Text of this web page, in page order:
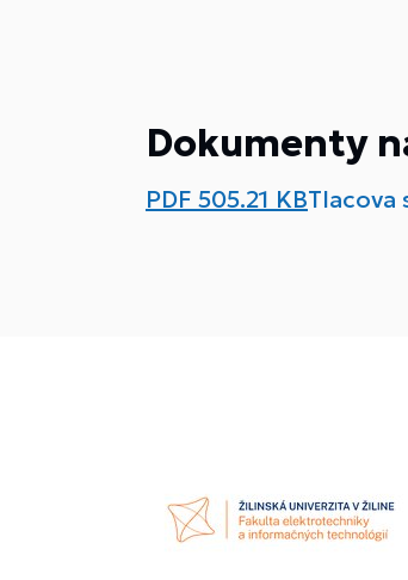
Dokumenty
PDF 505.21 KBTlacova